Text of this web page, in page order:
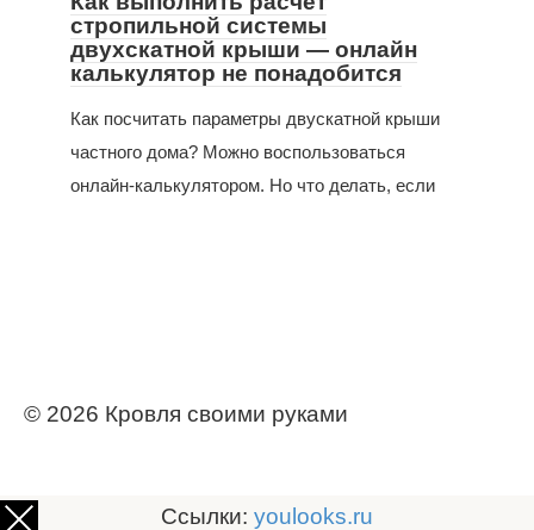
стропильной системы
двухскатной крыши — онлайн
калькулятор не понадобится
Как посчитать параметры двускатной крыши
частного дома? Можно воспользоваться
онлайн-калькулятором. Но что делать, если
© 2026 Кровля своими руками
Ссылки: youlooks.ru